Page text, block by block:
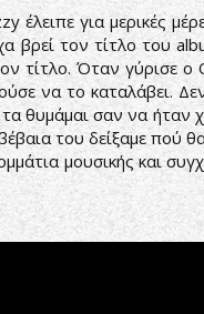
έλειπε για μερικές
βρεί τον τίτλο του
τίτλο. Όταν γύρισε
να το καταλάβει.
θυμάμαι σαν να ήταν
του δείξαμε πού
μουσικής και